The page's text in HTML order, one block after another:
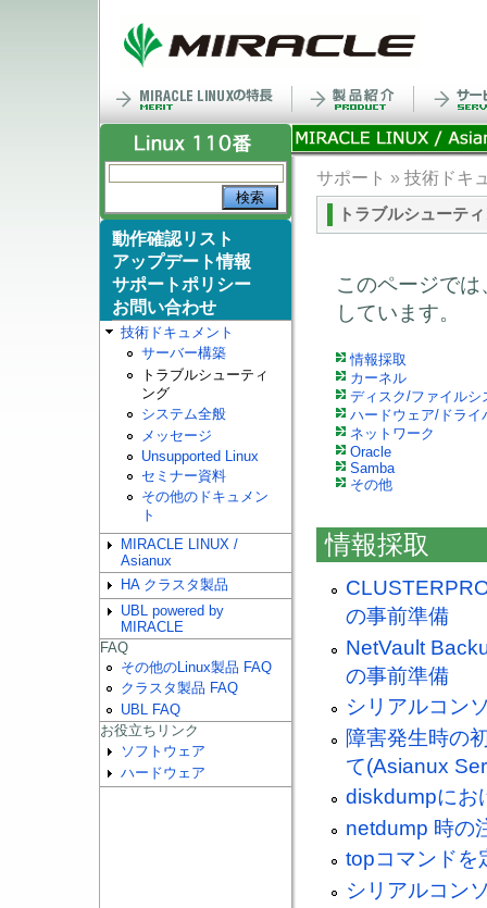
動作確認リスト
アップデート情報
サポートポリシー
お問い合わせ
技術ドキュメント
サーバー構築
トラブルシューティ
ング
システム全般
メッセージ
Unsupported Linux
セミナー資料
その他のドキュメン
ト
MIRACLE LINUX /
Asianux
HA クラスタ製品
UBL powered by
MIRACLE
FAQ
その他のLinux製品 FAQ
クラスタ製品 FAQ
UBL FAQ
お役立ちリンク
ソフトウェア
ハードウェア
サポート » 技術ドキ
トラブルシューテ
このページで
しています。
情報採取
カーネル
ディスク/ファイルシ
ハードウェア/ドライ
ネットワーク
Oracle
Samba
その他
情報採取
の事前準備
NetVault
の事前準備
シリアルコン
障害発生時の
て(Asianux
diskdumpにお
netdump 時の
topコマンドを
シリアルコン